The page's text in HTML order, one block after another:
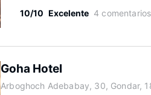
10/10 Excelente 4 comentarios
Goha Hotel
Arboghoch Adebabay, 30, Gondar,